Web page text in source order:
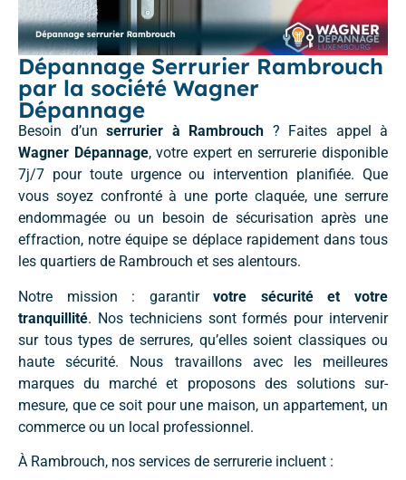
Dépannage Serrurier Rambrouch
par la société Wagner
Dépannage
Besoin d’un serrurier à Rambrouch ? Faites appel à
Wagner Dépannage, votre expert en serrurerie disponible
7j/7 pour toute urgence ou intervention planifiée. Que
vous soyez confronté à une porte claquée, une serrure
endommagée ou un besoin de sécurisation après une
effraction, notre équipe se déplace rapidement dans tous
les quartiers de Rambrouch et ses alentours.
Notre mission : garantirvotre sécurité et votre
tranquillité. Nos techniciens sont formés pour intervenir
sur tous types de serrures, qu’elles soient classiques ou
haute sécurité. Nous travaillons avec les meilleures
marques du marché et proposons des solutions sur-
mesure, que ce soit pour une maison, un appartement, un
commerce ou un local professionnel.
À Rambrouch, nos services de serrurerie incluent :